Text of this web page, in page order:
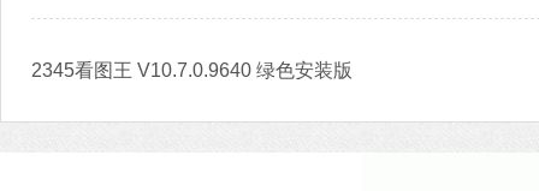
2345看图王 V10.7.0.9640 绿色安装版